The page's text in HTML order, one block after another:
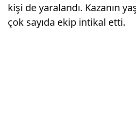
kişi de yaralandı. Kazanın
çok sayıda ekip intikal etti.